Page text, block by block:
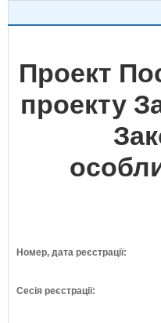
Проект
проекту
Номер, дата реєстрації:
Сесія реєстрації: